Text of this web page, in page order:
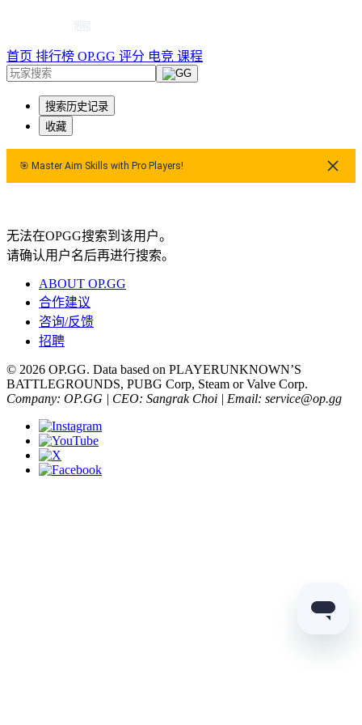
首页 排行榜 OP.GG 评分 电竞 课程
搜索历史记录
收藏
🎯 Master Aim Skills with Pro Players!
无法在OPGG搜索到该用户。
请确认用户名后再进行搜索。
ABOUT OP.GG
合作建议
咨询/反馈
招聘
© 2026 OP.GG. Data based on PLAYERUNKNOWN’S
BATTLEGROUNDS, PUBG Corp, Steam or Valve Corp.
Company: OP.GG | CEO: Sangrak Choi | Email: service@op.gg